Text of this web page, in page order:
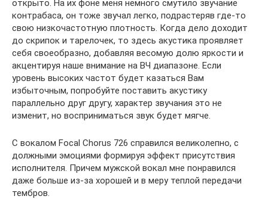
открыто. На их фоне меня немного смутило звучание
контрабаса, он тоже звучал легко, подрастеряв где-то
свою низкочастотную плотность. Когда дело доходит
до скрипок и тарелочек, то здесь акустика проявляет
себя своеобразно, добавляя весомую долю яркости и
акцентируя наше внимание на ВЧ диапазоне. Если
уровень высоких частот будет казаться Вам
избыточным, попробуйте поставить акустику
параллельно друг другу, характер звучания это не
изменит, но восприниматься звук будет мягче.
С вокалом Focal Chorus 726 справился великолепно, с
должными эмоциями формируя эффект присутствия
исполнителя. Причем мужской вокал мне понравился
даже больше из-за хорошей и в меру теплой передачи
тембров.